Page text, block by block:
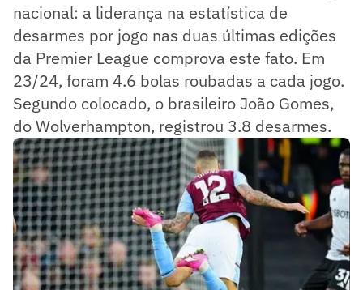
nacional: a liderança na estatística de
desarmes por jogo nas duas últimas edições
da Premier League comprova este fato. Em
23/24, foram 4.6 bolas roubadas a cada jogo.
Segundo colocado, o brasileiro João Gomes,
do Wolverhampton, registrou 3.8 desarmes.